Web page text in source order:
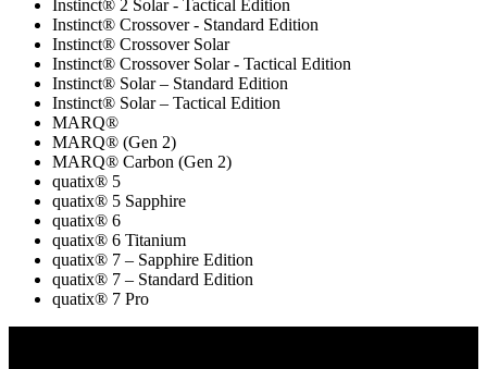
Instinct® 2 Solar - Tactical Edition
Instinct® Crossover - Standard Edition
Instinct® Crossover Solar
Instinct® Crossover Solar - Tactical Edition
Instinct® Solar – Standard Edition
Instinct® Solar – Tactical Edition
MARQ®
MARQ® (Gen 2)
MARQ® Carbon (Gen 2)
quatix® 5
quatix® 5 Sapphire
quatix® 6
quatix® 6 Titanium
quatix® 7 – Sapphire Edition
quatix® 7 – Standard Edition
quatix® 7 Pro